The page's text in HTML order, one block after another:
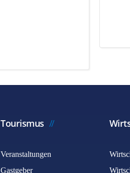
Tourismus
Veranstaltungen
Gastgeber